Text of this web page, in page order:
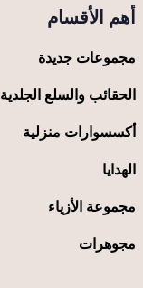
أهم الأقسام
مجموعات جديدة
الحقائب والسلع الجلدية
أكسسوارات منزلية
الهدايا
مجموعة الأزياء
مجوهرات